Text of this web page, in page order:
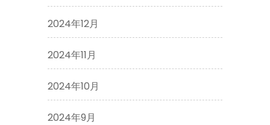
2024年12月
2024年11月
2024年10月
2024年9月